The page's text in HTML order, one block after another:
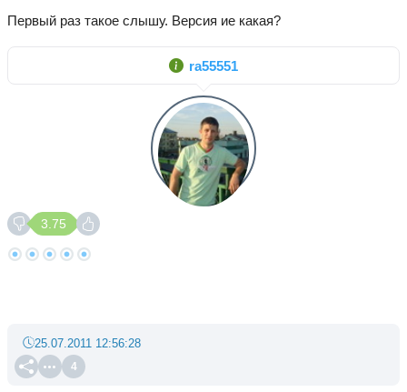
Первый раз такое слышу. Версия ие какая?
ra55551
3.75
4
25.07.2011 12:56:28